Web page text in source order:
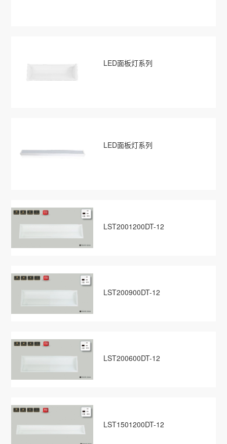
LED面板灯系列
LED面板灯系列
LST2001200DT-12
LST200900DT-12
LST200600DT-12
LST1501200DT-12